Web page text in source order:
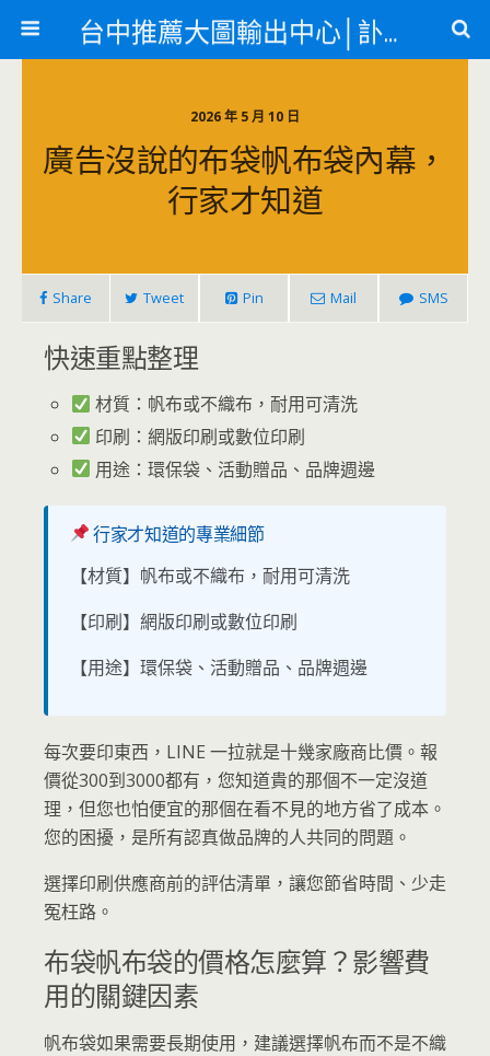
台中推薦大圖輸出中心│訃聞、紋身貼紙、急件名片
2026 年 5 月 10 日
廣告沒說的布袋帆布袋內幕，
行家才知道
Share Tweet Pin Mail SMS
快速重點整理
材質：帆布或不織布，耐用可清洗
印刷：網版印刷或數位印刷
用途：環保袋、活動贈品、品牌週邊
行家才知道的專業細節
【材質】帆布或不織布，耐用可清洗
【印刷】網版印刷或數位印刷
【用途】環保袋、活動贈品、品牌週邊
每次要印東西，LINE 一拉就是十幾家廠商比價。報
價從300到3000都有，您知道貴的那個不一定沒道
理，但您也怕便宜的那個在看不見的地方省了成本。
您的困擾，是所有認真做品牌的人共同的問題。
選擇印刷供應商前的評估清單，讓您節省時間、少走
冤枉路。
布袋帆布袋的價格怎麼算？影響費
用的關鍵因素
帆布袋如果需要長期使用，建議選擇帆布而不是不織